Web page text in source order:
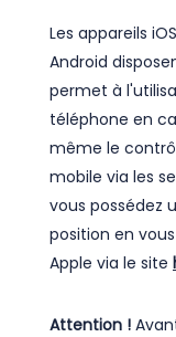
Les appareils
Android
permet à
téléphone en
même le
mobile via les
vous possédez
position en
Apple via le site
Attention !